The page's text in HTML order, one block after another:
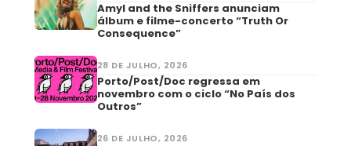
Amyl and the Sniffers anunciam
álbum e filme-concerto “Truth Or
Consequence”
28 DE JULHO, 2026
Porto/Post/Doc regressa em
novembro com o ciclo “No País dos
Outros”
26 DE JULHO, 2026